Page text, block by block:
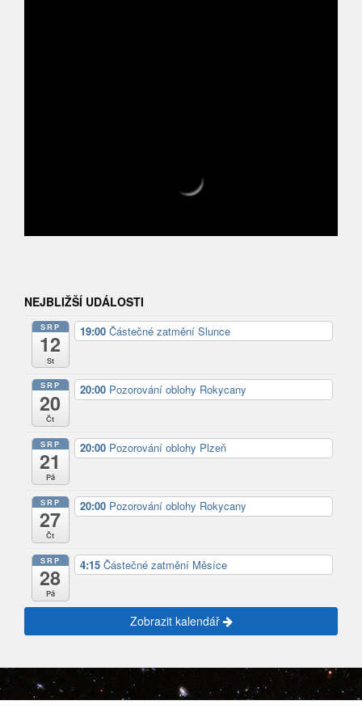
NEJBLIŽŠÍ UDÁLOSTI
SRP
12
St
19:00 Částečné zatmění Slunce
SRP
20
Čt
20:00 Pozorování oblohy Rokycany
SRP
21
Pá
20:00 Pozorování oblohy Plzeň
SRP
27
Čt
20:00 Pozorování oblohy Rokycany
SRP
28
Pá
4:15 Částečné zatmění Měsíce
Zobrazit kalendář